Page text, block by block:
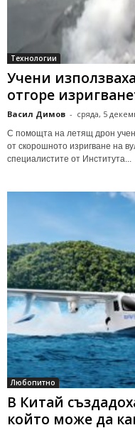
Технологии
Учени
отгоре
Васил Димов - сряда, 5
С помощта на летящ дрон
от скорошното изригване на
специалистите от Института...
Любопитно
В Китай
който може да